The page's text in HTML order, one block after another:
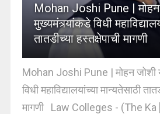
Mohan Joshi Pune | मोहन
मुख्यमंत्र्यांकडे विधी
तातडीच्या हस्तक्षेपाची मागणी
Mohan Joshi Pune | मोहन जोशी
विधी महाविद्यालयांच्या मान्यतेसाठी
मागणी Law Colleges - (The Ka